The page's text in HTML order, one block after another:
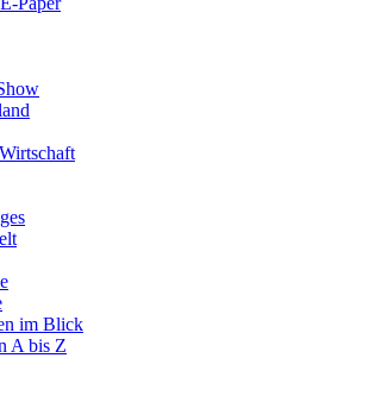
im Blick
A bis Z